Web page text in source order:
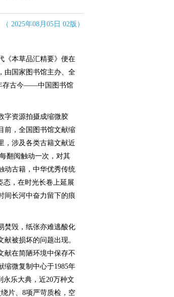
2025年08月05日 02版）
本草品汇精要》便在
由国家图书馆主办、全
存古今——中国图书馆
资源拍摄成缩微胶
前，全国图书馆文献缩
，涉及各类古籍文献近
翻阅触动一次，对其
动古籍，中华优秀传统
态，在时光长卷上延展
间长河中奋力留下的痕
毁，纸张亦难逃酸化
被损坏的问题出现。
献在简陋环境中保存不
缩微复制中心于1985年
永乐大典，近20万种文
片、8项严苛质检，空